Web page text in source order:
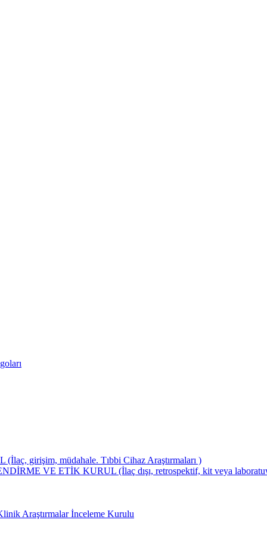
girişim, müdahale. Tıbbi Cihaz Araştırmaları )
VE ETİK KURUL (İlaç dışı, retrospektif, kit veya laboratuvar
Araştırmalar İnceleme Kurulu